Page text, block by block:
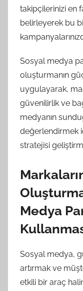
takipçilerinizi en
belirleyerek bu
Sosyal medya
oluşturmanın
uygulayarak,
güvenilirlik ve
medyanın
değerlendirmek
stratejisi
Medya
Sosyal medya,
artırmak ve
etkili bir araç